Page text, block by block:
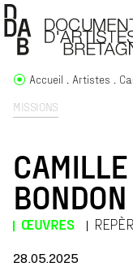
MISSIONS
Accueil Artistes
CAMILLE
BONDON
ŒUVRES
28.05.2025